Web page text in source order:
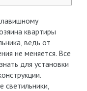
квартиры
ведь от
не меняется. Все
для установки
светильники,